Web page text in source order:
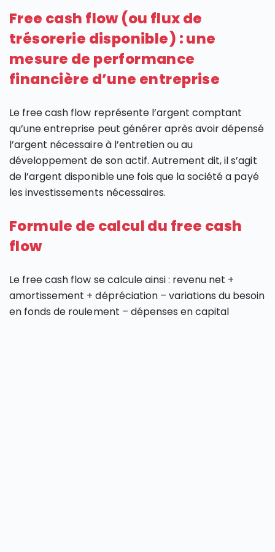
Free cash flow (ou flux de
trésorerie disponible) : une
mesure de performance
financière d’une entreprise
Le free cash flow représente l’argent comptant
qu’une entreprise peut générer après avoir dépensé
l’argent nécessaire à l’entretien ou au
développement de son actif. Autrement dit, il s’agit
de l’argent disponible une fois que la société a payé
les investissements nécessaires.
Formule de calcul du free cash
flow
Le free cash flow se calcule ainsi : revenu net +
amortissement + dépréciation – variations du besoin
en fonds de roulement – dépenses en capital